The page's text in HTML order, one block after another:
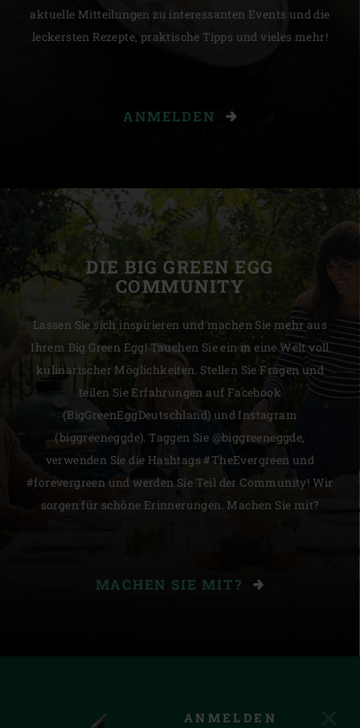
aktuelle Mitteilungen zu interessanten Events und die
leckersten Rezepte, praktische Tipps und vieles mehr!
ANMELDEN
DIE BIG GREEN EGG
COMMUNITY
Lassen Sie sich inspirieren und machen Sie mehr aus
Ihrem Big Green Egg! Tauchen Sie ein in eine Welt voll
kulinarischer Möglichkeiten. Stellen Sie Fragen und
teilen Sie Erfahrungen auf Facebook
(BigGreenEggDeutschland) und Instagram
(biggreeneggde). Taggen Sie @biggreeneggde,
verwenden Sie die Hashtags #TheEvergreen und
#forevergreen und werden Sie Teil der Community! Wir
sorgen für schöne Erinnerungen. Machen Sie mit?
MACHEN SIE MIT?
ANMELDEN